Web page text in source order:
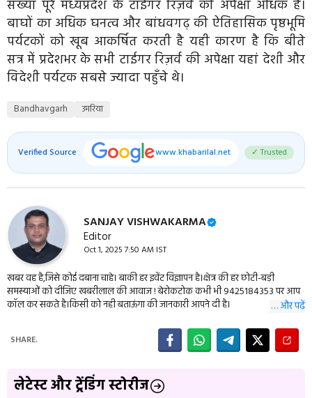
संख्या पूरे मध्यप्रदेश के टाईगर रिज़र्व की अपेक्षा अधिक है।
बाघों का अधिक घनत्व और बांधवगढ़ की ऐतिहासिक पृष्ठभूमि
पर्यटकों को खूब आकर्षित करती है यही कारण है कि बीते
सत्र में प्रदेशभर के सभी टाईगर रिज़र्व की अपेक्षा यहां देशी और
विदेशी पर्यटक सबसे ज्यादा पहुँचे थे।
Bandhavgarh उमरिया
Verified Source www.khabarilal.net ✓ Trusted
SANJAY VISHWAKARMA
Editor
Oct 1, 2025 7:50 AM IST
खबर वह है,जिसे कोई दबाना चाहे। बाकी हर इवेंट विज्ञापन है।क्षेत्र की हर छोटी-बड़ी
समस्याओं को दीजिए खबरीलाल की आवाज ! बेरोकटोक कभी भी 9425184353 पर आप
कॉल कर सकते है।किसी को नही बताऊंगा की जानकारी आपने दी है।
… और पढ़ें
SHARE.
लेटेस्ट और ट्रेंडिंग स्टोरीज